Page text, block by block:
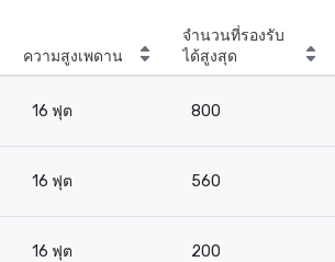
ความสูงเพดาน
จำนวนที่รองรับ
ได้สูงสุด
16 ฟุต 800
16 ฟุต 560
16 ฟุต 200